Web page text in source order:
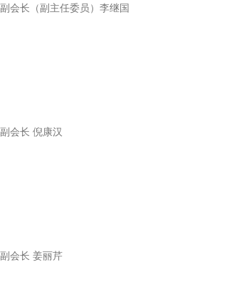
副会长（副主任委员） 李继国
副会长 倪康汉
副会长 姜丽芹